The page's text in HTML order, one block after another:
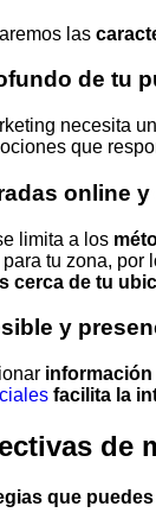
las
de tu
necesita
que
online y
limita a los
tu zona, por
cerca de tu
y
facilita la
de
que